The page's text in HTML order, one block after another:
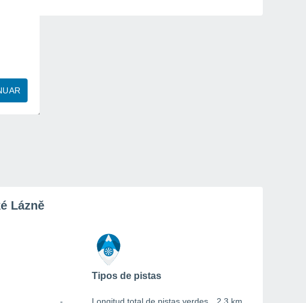
Lázně
Tipos de pistas